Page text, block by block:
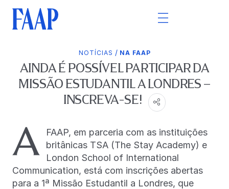
NOTÍCIAS / NA FAAP
AINDA É POSSÍVEL PARTICIPAR DA
MISSÃO ESTUDANTIL A LONDRES –
INSCREVA-SE!
A
FAAP, em parceria com as instituições
britânicas TSA (The Stay Academy) e
London School of International
Communication, está com inscrições abertas
para a 1ª Missão Estudantil a Londres, que